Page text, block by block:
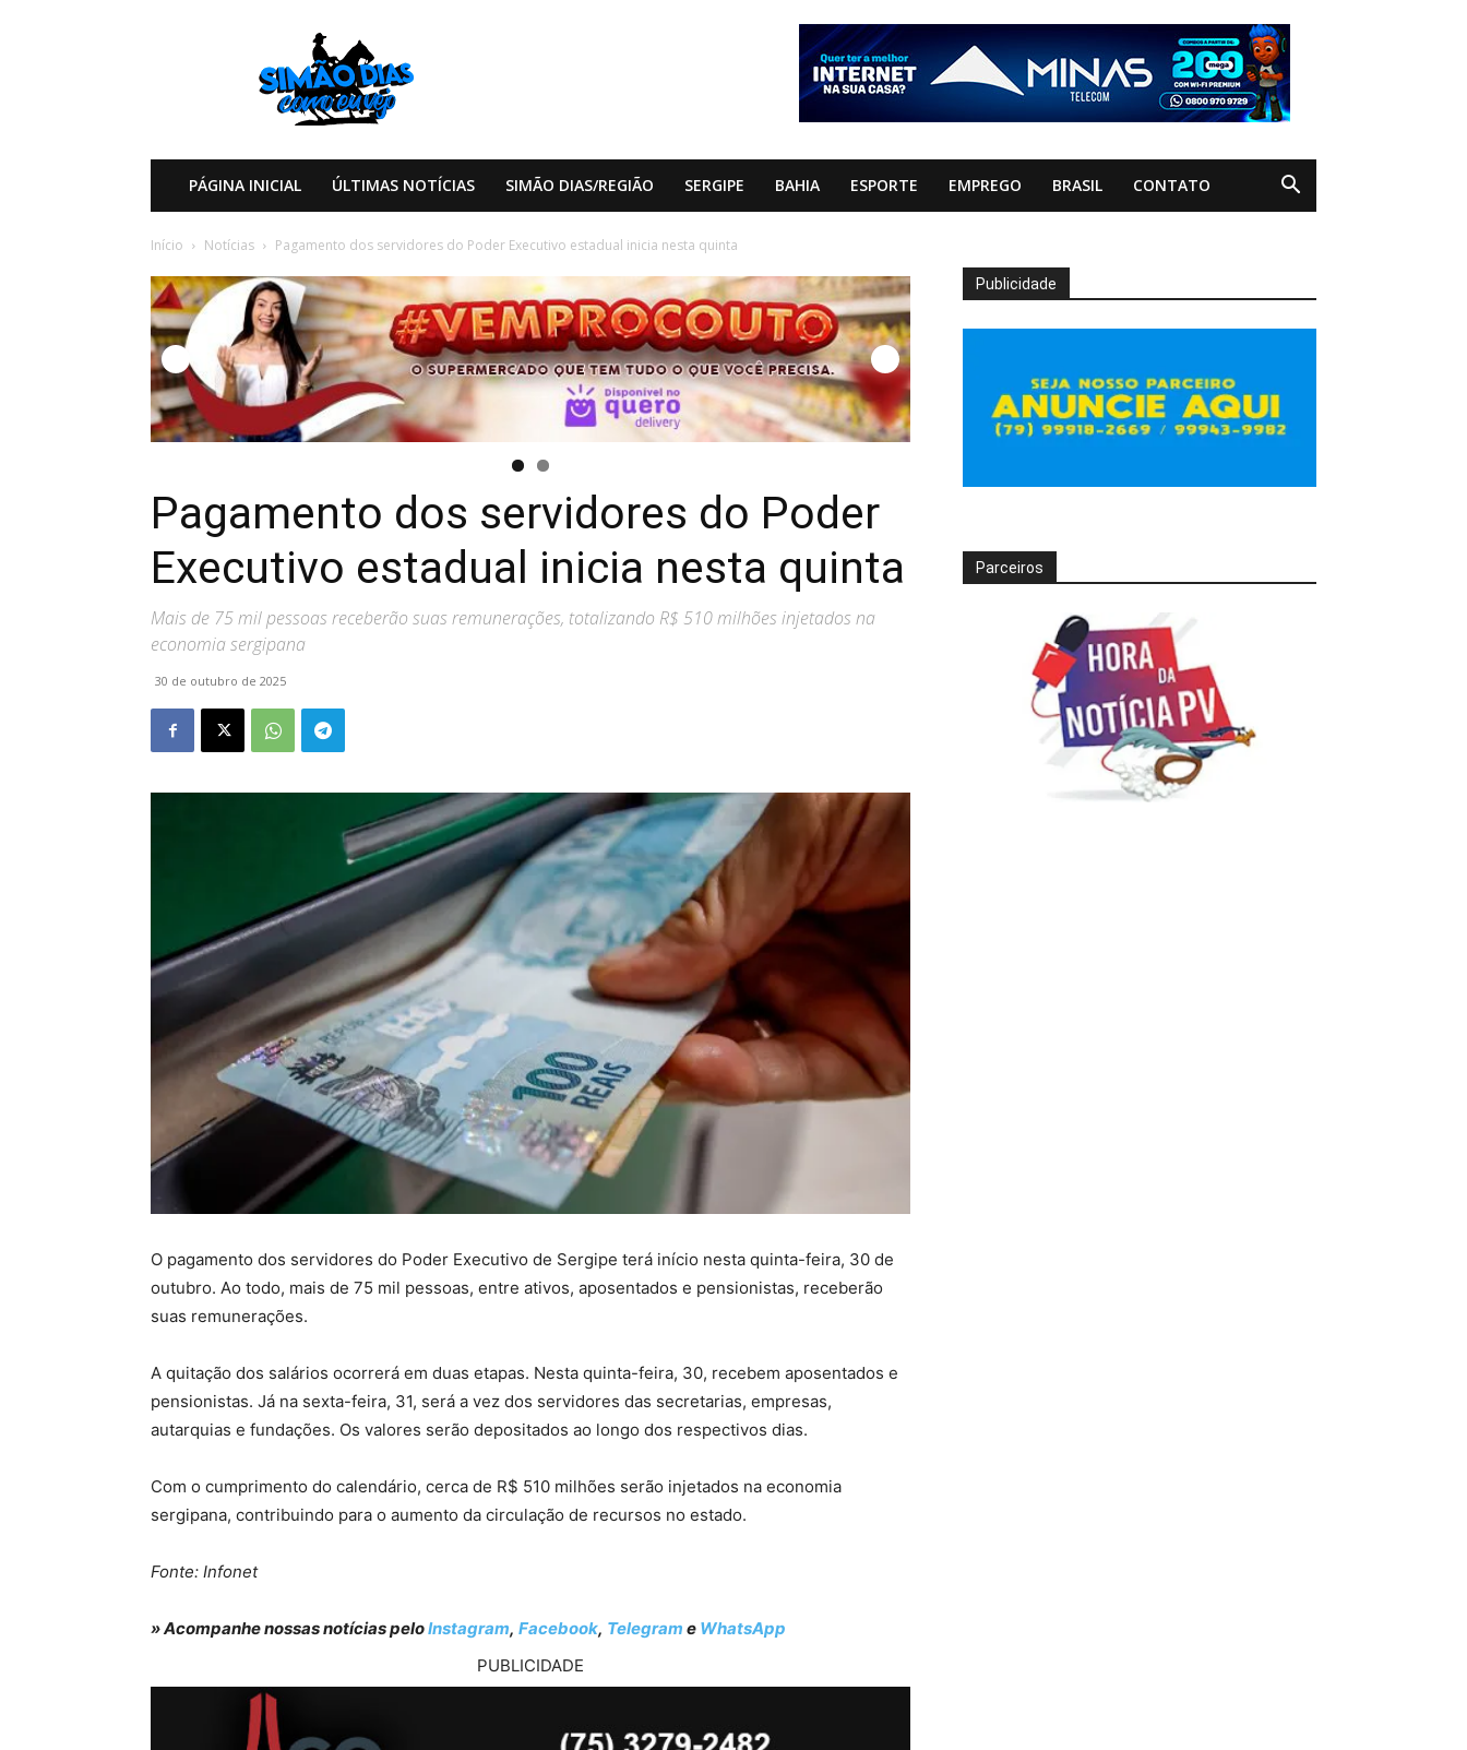
PÁGINA INICIAL ÚLTIMAS NOTÍCIAS SIMÃO DIAS/REGIÃO SERGIPE BAHIA ESPORTE EMPREGO BRASIL CONTATO
Início Notícias Pagamento dos servidores do Poder Executivo estadual inicia nesta quinta
Pagamento dos servidores do Poder
Executivo estadual inicia nesta quinta
Mais de 75 mil pessoas receberão suas remunerações, totalizando R$ 510 milhões injetados na
economia sergipana
30 de outubro de 2025
O pagamento dos servidores do Poder Executivo de Sergipe terá início nesta quinta-feira, 30 de
outubro. Ao todo, mais de 75 mil pessoas, entre ativos, aposentados e pensionistas, receberão
suas remunerações.
A quitação dos salários ocorrerá em duas etapas. Nesta quinta-feira, 30, recebem aposentados e
pensionistas. Já na sexta-feira, 31, será a vez dos servidores das secretarias, empresas,
autarquias e fundações. Os valores serão depositados ao longo dos respectivos dias.
Com o cumprimento do calendário, cerca de R$ 510 milhões serão injetados na economia
sergipana, contribuindo para o aumento da circulação de recursos no estado.
Fonte: Infonet
» Acompanhe nossas notícias peloInstagram, Facebook, Telegram e WhatsApp
PUBLICIDADE
Publicidade
Parceiros